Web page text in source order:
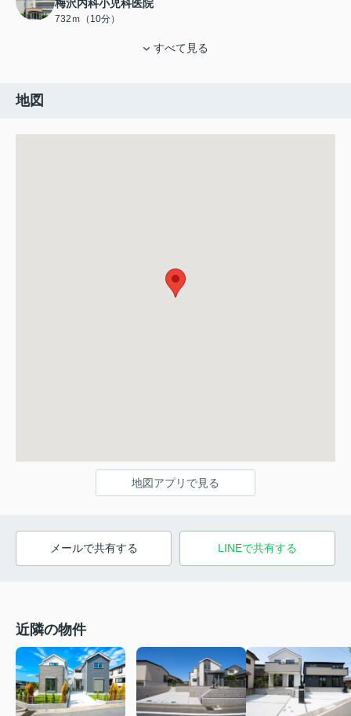
梅沢内科小児科医院
732ｍ（10分）
すべて見る
地図
地図アプリで見る
メールで共有する LINEで共有する
近隣の物件